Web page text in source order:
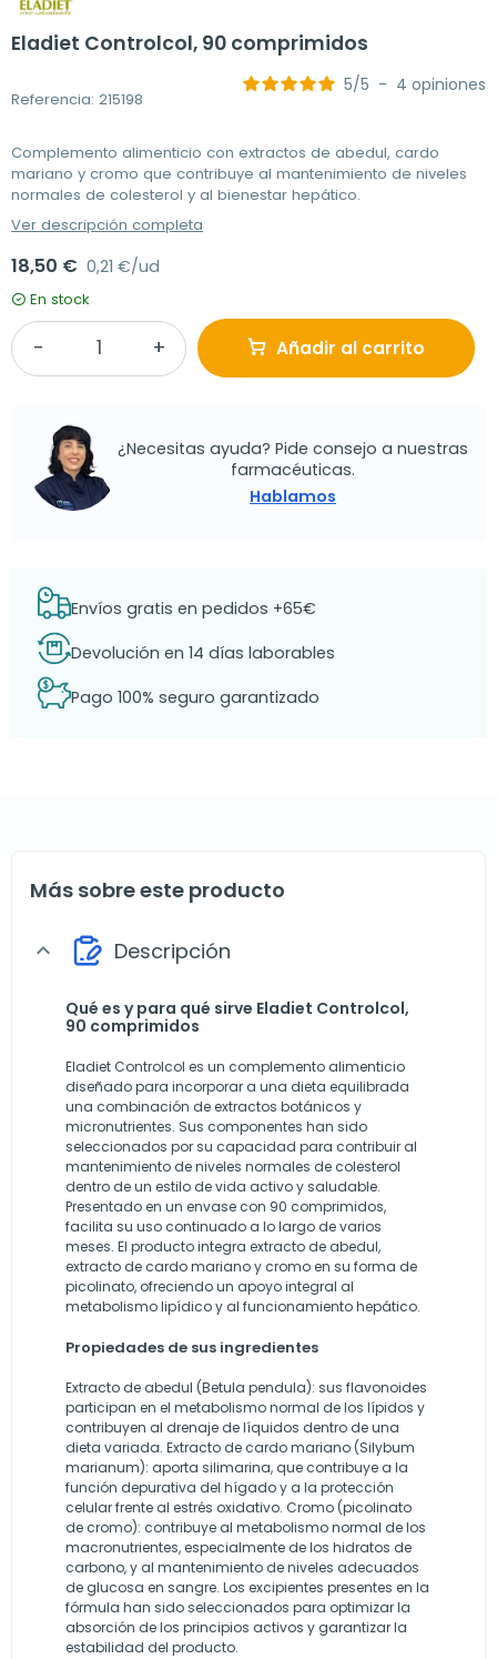
Eladiet Controlcol, 90 comprimidos
Referencia: 215198
5/5 - 4 opiniones
Complemento alimenticio con extractos de abedul, cardo
mariano y cromo que contribuye al mantenimiento de niveles
normales de colesterol y al bienestar hepático.
Ver descripción completa
18,50 € 0,21 €/ud
En stock
Añadir al carrito
¿Necesitas ayuda? Pide consejo a nuestras
farmacéuticas.
Hablamos
Envíos gratis en pedidos +65€
Devolución en 14 días laborables
Pago 100% seguro garantizado
Más sobre este producto
expand_more Descripción
Qué es y para qué sirve Eladiet Controlcol,
90 comprimidos
Eladiet Controlcol es un complemento alimenticio
diseñado para incorporar a una dieta equilibrada
una combinación de extractos botánicos y
micronutrientes. Sus componentes han sido
seleccionados por su capacidad para contribuir al
mantenimiento de niveles normales de colesterol
dentro de un estilo de vida activo y saludable.
Presentado en un envase con 90 comprimidos,
facilita su uso continuado a lo largo de varios
meses. El producto integra extracto de abedul,
extracto de cardo mariano y cromo en su forma de
picolinato, ofreciendo un apoyo integral al
metabolismo lipídico y al funcionamiento hepático.
Propiedades de sus ingredientes
Extracto de abedul (Betula pendula): sus flavonoides
participan en el metabolismo normal de los lípidos y
contribuyen al drenaje de líquidos dentro de una
dieta variada. Extracto de cardo mariano (Silybum
marianum): aporta silimarina, que contribuye a la
función depurativa del hígado y a la protección
celular frente al estrés oxidativo. Cromo (picolinato
de cromo): contribuye al metabolismo normal de los
macronutrientes, especialmente de los hidratos de
carbono, y al mantenimiento de niveles adecuados
de glucosa en sangre. Los excipientes presentes en la
fórmula han sido seleccionados para optimizar la
absorción de los principios activos y garantizar la
estabilidad del producto.